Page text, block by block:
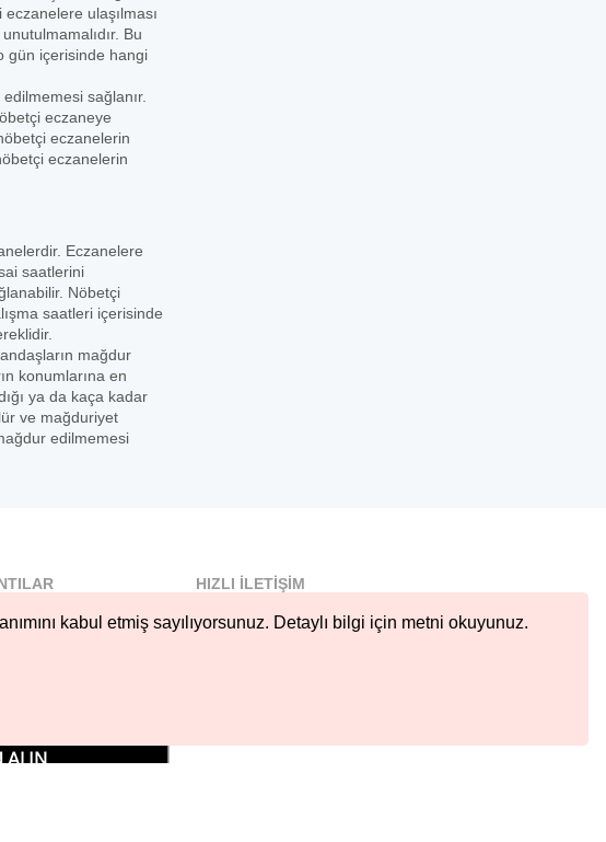
kabul etmiş sayılıyorsunuz. Detaylı bilgi için metni okuyunuz.
ulaşılması
Bu
gün içerisinde hangi
sağlanır.
eczaneye
eczanelerin
eczanelerin
Eczanelere
saatlerini
Nöbetçi
saatleri içerisinde
mağdur
konumlarına en
ya da kaça kadar
ve mağduriyet
edilmemesi
HIZLI İLETIŞIM